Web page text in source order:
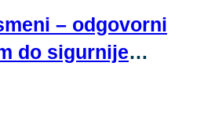
– odgovorni
do sigurnije